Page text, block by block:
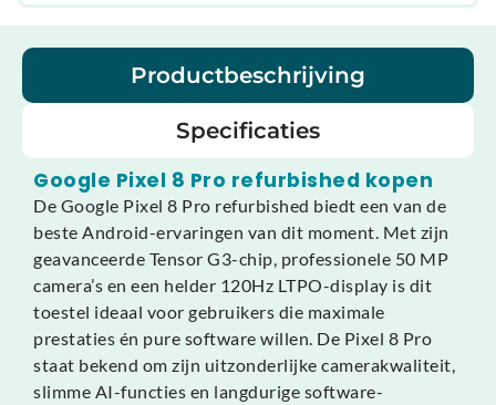
Productbeschrijving
Specificaties
Google Pixel 8 Pro refurbished kopen
De Google Pixel 8 Pro refurbished biedt een van de
beste Android-ervaringen van dit moment. Met zijn
geavanceerde Tensor G3-chip, professionele 50 MP
camera’s en een helder 120Hz LTPO-display is dit
toestel ideaal voor gebruikers die maximale
prestaties én pure software willen. De Pixel 8 Pro
staat bekend om zijn uitzonderlijke camerakwaliteit,
slimme AI-functies en langdurige software-